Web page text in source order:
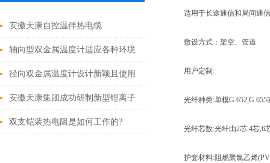
安徽天康自控温伴热电缆
轴向型双金属温度计适应各种环境
的温度测量
径向双金属温度计设计新颖且使用
安全
安徽天康集团成功研制新型锂离子
电池材料
双支铠装热电阻是如何工作的?
适用于长途通信和局间通
敷设方式：架空、管道
用户定制:
光纤种类:单模
光纤芯数:光纤由2芯,4芯,6
护套材料:阻燃聚氯乙烯